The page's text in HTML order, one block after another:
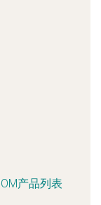
产品列表